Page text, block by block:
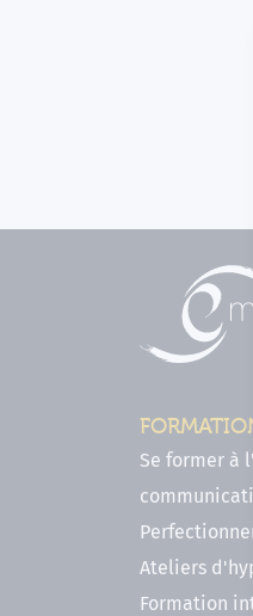
Se former à
Ateliers
Formation